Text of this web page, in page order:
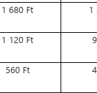
1 680 Ft 1
1 120 Ft
560 Ft